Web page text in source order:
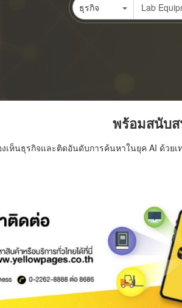
ธุรกิจ
พร้อมสนับส
งเห็นธุรกิจและติดอันดับการค้นหาในยุค AI ด้วย